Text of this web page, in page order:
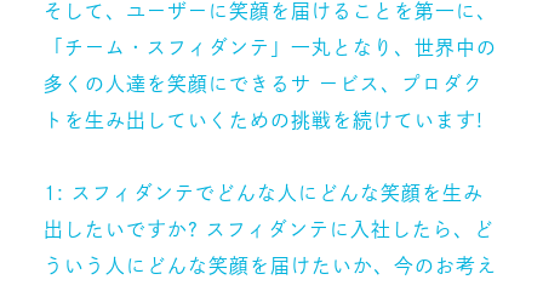
そして、ユーザーに笑顔を届けることを第一に、
「チーム・スフィダンテ」一丸となり、世界中の
多くの人達を笑顔にできるサ ービス、プロダク
トを生み出していくための挑戦を続けています!
1: スフィダンテでどんな人にどんな笑顔を生み
出したいですか? スフィダンテに入社したら、ど
ういう人にどんな笑顔を届けたいか、今のお考え